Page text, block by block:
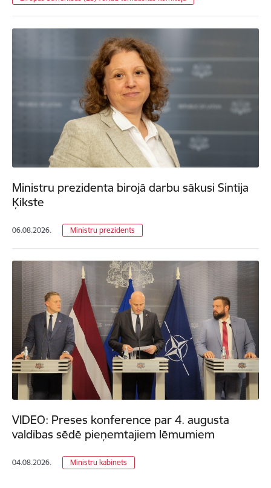
Ministru prezidenta birojā darbu sākusi Sintija
Ķikste
06.08.2026. Ministru prezidents
VIDEO: Preses konference par 4. augusta
valdības sēdē pieņemtajiem lēmumiem
04.08.2026. Ministru kabinets